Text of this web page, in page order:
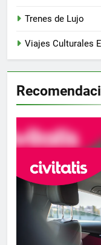
Trenes de Lujo
Viajes Culturales